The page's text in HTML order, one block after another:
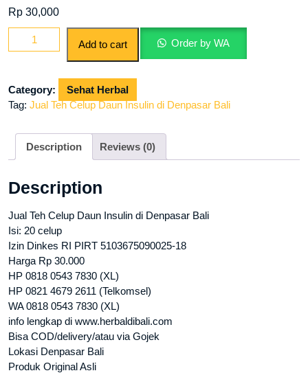
Rp 30,000
Teh
Insulin
di
Add to cart Order by WA
Category:
Sehat Herbal
Tag: Jual Teh Celup Daun Insulin di Denpasar Bali
Description Reviews (0)
Description
Jual Teh Celup Daun Insulin di Denpasar Bali
Isi: 20 celup
Izin Dinkes RI PIRT 5103675090025-18
Harga Rp 30.000
HP 0818 0543 7830 (XL)
HP 0821 4679 2611 (Telkomsel)
WA 0818 0543 7830 (XL)
info lengkap di www.herbaldibali.com
Bisa COD/delivery/atau via Gojek
Lokasi Denpasar Bali
Produk Original Asli